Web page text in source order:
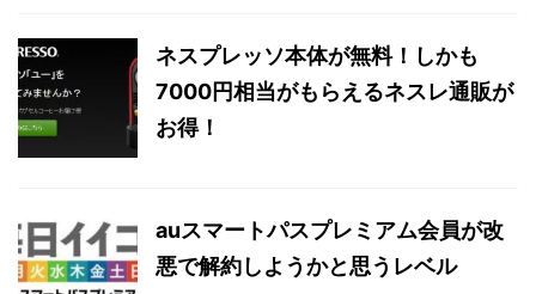
ネスプレッソ本体が無料！しかも
7000円相当がもらえるネスレ通販が
お得！
auスマートパスプレミアム会員が改
悪で解約しようかと思うレベル